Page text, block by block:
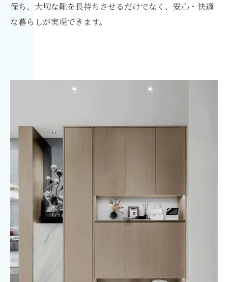
保ち、大切な靴を長持ちさせるだけでなく、安心・快適
な暮らしが実現できます。